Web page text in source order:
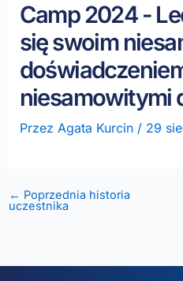
Camp 2024 -
się swoim
niesamowitymi
Przez Agata Kurcin / 29
← Poprzednia historia
uczestnika